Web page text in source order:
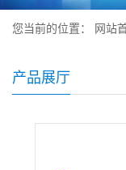
您当前的位置： 网站
产品展厅